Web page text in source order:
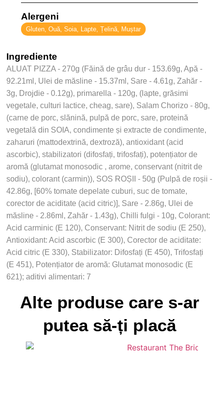
Alergeni
Gluten, Ouă, Soia, Lapte, Țelină, Muștar
Ingrediente
ALUAT PIZZA - 270g (Făină de grâu dur - 153.69g, Apă -
92.21ml, Ulei de măsline - 15.37ml, Sare - 4.61g, Zahăr -
3g, Drojdie - 0.12g), primarella - 120g, (lapte, grăsimi
vegetale, culturi lactice, cheag, sare), Salam Chorizo - 80g,
(carne de porc, slănină, pulpă de porc, sare, proteină
vegetală din SOIA, condimente și extracte de condimente,
zaharuri (mattodextrină, dextroză), antioxidant (acid
ascorbic), stabilizatori (difosfați, trifosfați), potențiator de
aromă (glutamat monosodic , arome, conservant (nitrit de
sodiu), colorant (carmin)), SOS ROȘII - 50g (Pulpă de roșii -
42.86g, [60% tomate depelate cuburi, suc de tomate,
corector de aciditate (acid citric)], Sare - 2.86g, Ulei de
măsline - 2.86ml, Zahăr - 1.43g), Chilli fulgi - 10g, Colorant:
Acid carminic (E 120), Conservant: Nitrit de sodiu (E 250),
Antioxidant: Acid ascorbic (E 300), Corector de aciditate:
Acid citric (E 330), Stabilizator: Difosfați (E 450), Trifosfați
(E 451), Potențiator de aromă: Glutamat monosodic (E
621); aditivi alimentari: 7
Alte produse care s-ar
putea să-ți placă